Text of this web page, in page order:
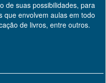
de suas possibilidades, para
que envolvem aulas em todo
de livros, entre outros.